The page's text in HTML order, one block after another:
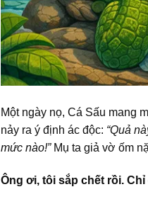
Một ngày nọ, Cá Sấu mang
nảy ra ý định ác độc: “Quả
mức nào!”Mụ ta giả vờ ốm
Ông ơi, tôi sắp chết rồi.